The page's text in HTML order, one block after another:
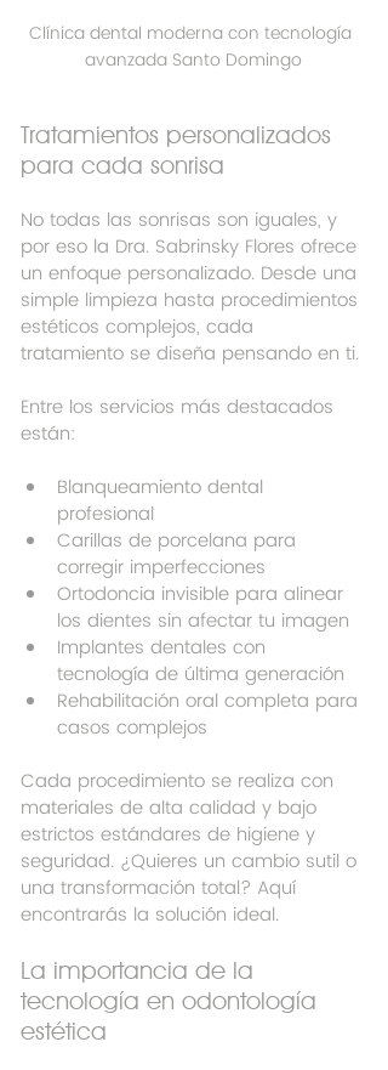
Clínica dental moderna con tecnología
avanzada Santo Domingo
Tratamientos personalizados
para cada sonrisa
No todas las sonrisas son iguales, y
por eso la Dra. Sabrinsky Flores ofrece
un enfoque personalizado. Desde una
simple limpieza hasta procedimientos
estéticos complejos, cada
tratamiento se diseña pensando en ti.
Entre los servicios más destacados
están:
Blanqueamiento dental
profesional
Carillas de porcelana para
corregir imperfecciones
Ortodoncia invisible para alinear
los dientes sin afectar tu imagen
Implantes dentales con
tecnología de última generación
Rehabilitación oral completa para
casos complejos
Cada procedimiento se realiza con
materiales de alta calidad y bajo
estrictos estándares de higiene y
seguridad. ¿Quieres un cambio sutil o
una transformación total? Aquí
encontrarás la solución ideal.
La importancia de la
tecnología en odontología
estética